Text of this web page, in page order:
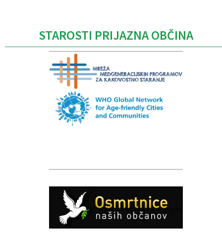
STAROSTI PRIJAZNA OBČINA